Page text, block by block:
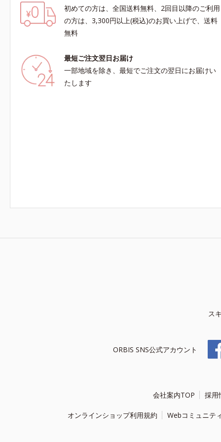
初めての方は、全国送料無料、2回目以降のご利用
の方は、3,300円以上(税込)のお買い上げで、送料
無料
最短ご注文翌日お届け
一部地域を除き、最短でご注文の翌日にお届けい
たします
ス
ORBIS SNS公式アカウント
会社案内TOP 採用
オンラインショップ利用規約 Webコミュニテ